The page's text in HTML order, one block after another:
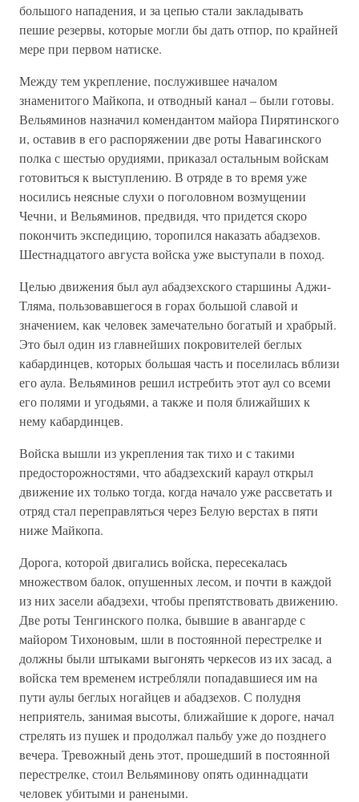
большого нападения, и за цепью стали закладывать
пешие резервы, которые могли бы дать отпор, по крайней
мере при первом натиске.
Между тем укрепление, послужившее началом
знаменитого Майкопа, и отводный канал – были готовы.
Вельяминов назначил комендантом майора Пирятинского
и, оставив в его распоряжении две роты Навагинского
полка с шестью орудиями, приказал остальным войскам
готовиться к выступлению. В отряде в то время уже
носились неясные слухи о поголовном возмущении
Чечни, и Вельяминов, предвидя, что придется скоро
покончить экспедицию, торопился наказать абадзехов.
Шестнадцатого августа войска уже выступали в поход.
Целью движения был аул абадзехского старшины Аджи-
Тляма, пользовавшегося в горах большой славой и
значением, как человек замечательно богатый и храбрый.
Это был один из главнейших покровителей беглых
кабардинцев, которых большая часть и поселилась вблизи
его аула. Вельяминов решил истребить этот аул со всеми
его полями и угодьями, а также и поля ближайших к
нему кабардинцев.
Войска вышли из укрепления так тихо и с такими
предосторожностями, что абадзехский караул открыл
движение их только тогда, когда начало уже рассветать и
отряд стал переправляться через Белую верстах в пяти
ниже Майкопа.
Дорога, которой двигались войска, пересекалась
множеством балок, опушенных лесом, и почти в каждой
из них засели абадзехи, чтобы препятствовать движению.
Две роты Тенгинского полка, бывшие в авангарде с
майором Тихоновым, шли в постоянной перестрелке и
должны были штыками выгонять черкесов из их засад, а
войска тем временем истребляли попадавшиеся им на
пути аулы беглых ногайцев и абадзехов. С полудня
неприятель, занимая высоты, ближайшие к дороге, начал
стрелять из пушек и продолжал пальбу уже до позднего
вечера. Тревожный день этот, прошедший в постоянной
перестрелке, стоил Вельяминову опять одиннадцати
человек убитыми и ранеными.